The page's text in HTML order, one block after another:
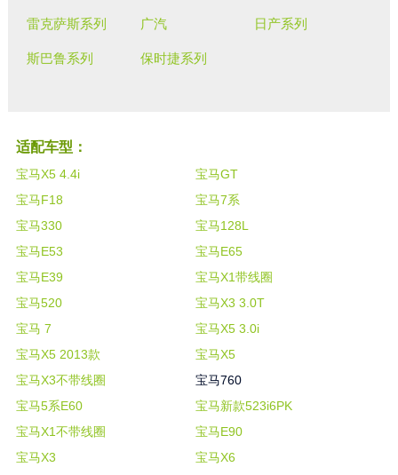
雷克萨斯系列 广汽 日产系列
斯巴鲁系列 保时捷系列
适配车型：
宝马X5 4.4i
宝马GT
宝马F18
宝马7系
宝马330
宝马128L
宝马E53
宝马E65
宝马E39
宝马X1带线圈
宝马520
宝马X3 3.0T
宝马 7
宝马X5 3.0i
宝马X5 2013款
宝马X5
宝马X3不带线圈
宝马760
宝马5系E60
宝马新款523i6PK
宝马X1不带线圈
宝马E90
宝马X3
宝马X6